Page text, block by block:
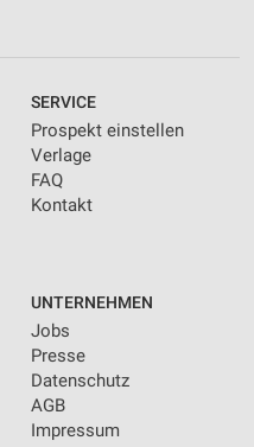
SERVICE
Prospekt einstellen
Verlage
FAQ
Kontakt
UNTERNEHMEN
Jobs
Presse
Datenschutz
AGB
Impressum